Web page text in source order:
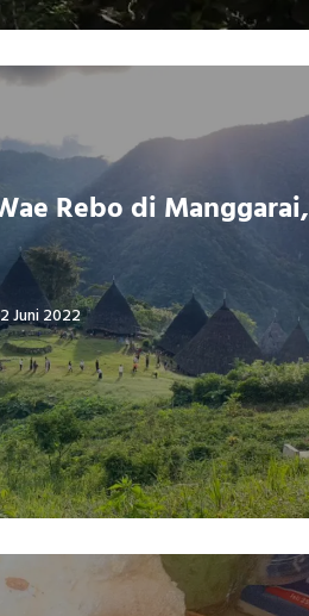
Rebo di Manggarai,
2 Juni 2022